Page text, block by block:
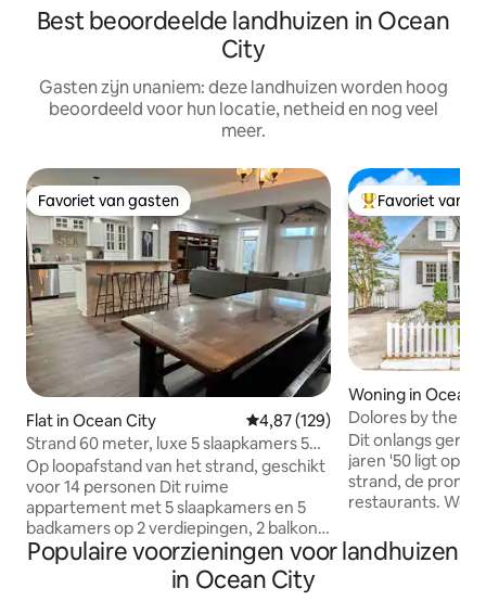
Best beoordeelde landhuizen in Ocean
City
Gasten zijn unaniem: deze landhuizen worden hoog
beoordeeld voor hun locatie, netheid en nog veel
meer.
Favoriet van gasten
Favoriet van gasten
Flat in Ocean City Gemiddelde beoordeling van
4,87 (129)
Strand 60 meter, luxe 5 slaapkamers 5
badkamers aan de oceaan, 14
slaapplaatsen
Op loopafstand van het strand, geschikt
voor 14 personen Dit ruime
appartement met 5 slaapkamers en 5
badkamers op 2 verdiepingen, 2 balkons
met gedeeltelijk uitzicht op de oceaan
en op loopafstand van alles. Vermijd de
drukte, geweldige locatie in het
Topfavoriet van
Favoriet van
Woning in Ocean
Dolores by the
gezinsgroepen
Dit onlangs
jaren '50 ligt op
strand, de
restaurants.
de perfecte plek
een leuke dag op
Populaire voorzieningen voor landhuizen
in Ocean City